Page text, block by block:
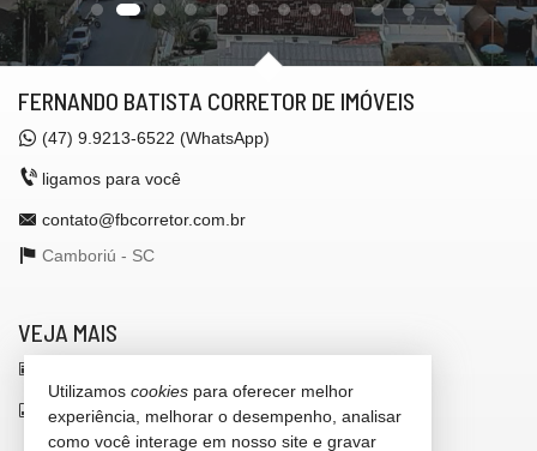
FERNANDO BATISTA CORRETOR DE IMÓVEIS
(47) 9.9213-6522 (WhatsApp)
ligamos para você
contato@fbcorretor.com.br
Camboriú - SC
VEJA MAIS
indicadores financeiros
Utilizamos cookies para oferecer melhor
experiência, melhorar o desempenho, analisar
como você interage em nosso site e gravar